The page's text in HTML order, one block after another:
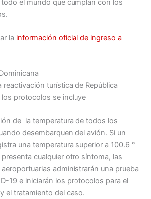
el mundo que cumplan con los
la información oficial de ingreso a
reactivación turística de República
los protocolos se incluye
de la temperatura de todos los
desembarquen del avión. Si un
una temperatura superior a 100.6 °
presenta cualquier otro síntoma, las
administrarán una prueba
19 e iniciarán los protocolos para el
el tratamiento del caso.